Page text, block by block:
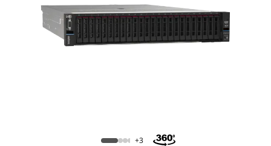
Lenovo ThinkSystem SR655 V3
+3